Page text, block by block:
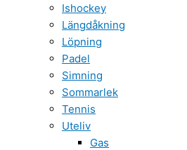
Ishockey
Längdåkning
Löpning
Padel
Simning
Sommarlek
Tennis
Uteliv
Gas